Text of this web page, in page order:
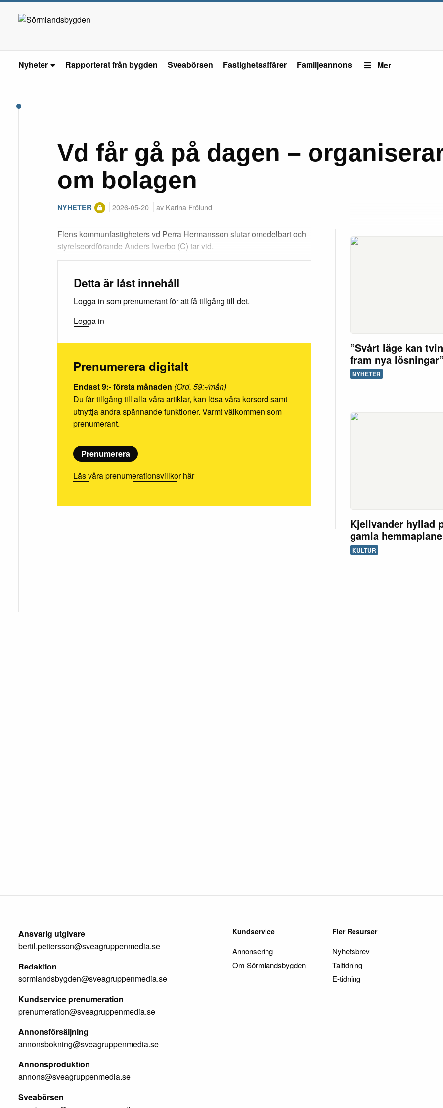
Nyheter Rapporterat från bygden Sveabörsen Fastighetsaffärer Familjeannons Mer
Vd får gå på dagen –
om bolagen
NYHETER 2026-05-20 av Karina Frölund
Flens kommunfastigheters vd Perra Hermansson slutar omedelbart och
styrelseordförande Anders Iwerbo (C) tar vid.
Detta är låst innehåll
Logga in som prenumerant för att få tillgång till det.
Logga in
Prenumerera digitalt
Endast 9:- första månaden (Ord. 59:-/mån)
Du får tillgång till alla våra artiklar, kan lösa våra korsord samt
utnyttja andra spännande funktioner. Varmt välkommen som
prenumerant.
Prenumerera
Läs våra prenumerationsvillkor här
”Svårt läge kan
fram nya
NYHETER
Kjellvander hyllad
gamla
KULTUR
Ansvarig utgivare
bertil.pettersson@sveagruppenmedia.se
Redaktion
sormlandsbygden@sveagruppenmedia.se
Kundservice prenumeration
prenumeration@sveagruppenmedia.se
Annonsförsäljning
annonsbokning@sveagruppenmedia.se
Annonsproduktion
annons@sveagruppenmedia.se
Sveabörsen
Kundservice
Annonsering
Om Sörmlandsbygden
Fler Resurser
Nyhetsbrev
Taltidning
E-tidning